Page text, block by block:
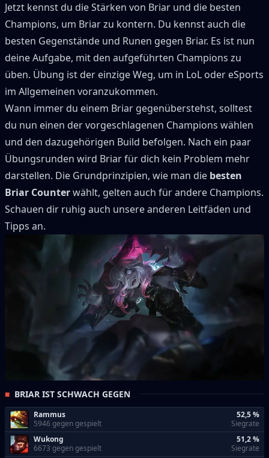
Jetzt kennst du die Stärken von Briar und die besten
Champions, um Briarzu kontern. Du kennst auch die
besten Gegenstände und Runen gegen Briar. Es ist nun
deine Aufgabe, mit den aufgeführten Champions zu
üben. Übung ist der einzige Weg, um in LoL oder eSports
im Allgemeinen voranzukommen.
Wann immer du einem Briar gegenüberstehst, solltest
du nun einen der vorgeschlagenen Champions wählen
und den dazugehörigen Build befolgen. Nach ein paar
Übungsrunden wird Briarfür dich kein Problem mehr
darstellen. Die Grundprinzipien, wie man die besten
Briar Counterwählt, gelten auch für andere Champions.
Schauen dir ruhig auch unsere anderen Leitfäden und
Tipps an.
BRIAR IST SCHWACH GEGEN
Rammus
5946 gegen gespielt
52,5 %
Siegrate
Wukong
6673 gegen gespielt
51,2 %
Siegrate